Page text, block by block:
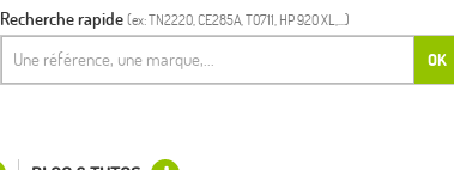
Recherche rapide (ex: TN2220, CE285A, T0711, HP 920 XL,...)
OK